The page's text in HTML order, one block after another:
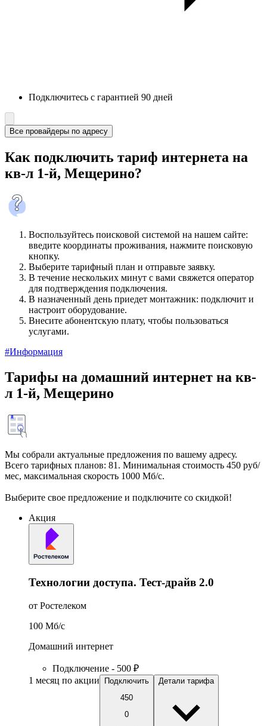
Подключитесь с гарантией 90 дней
Все провайдеры по адресу
Как подключить тариф интернета на
кв-л 1-й, Мещерино?
Воспользуйтесь поисковой системой на нашем сайте:
введите координаты проживания, нажмите поисковую
кнопку.
Выберите тарифный план и отправьте заявку.
В течение нескольких минут с вами свяжется оператор
для подтверждения подключения.
В назначенный день приедет монтажник: подключит и
настроит оборудование.
Внесите абонентскую плату, чтобы пользоваться
услугами.
#Информация
Тарифы на домашний интернет на кв-
л 1-й, Мещерино
Мы собрали актуальные предложения по вашему адресу.
Всего тарифных планов: 81. Минимальная стоимость 450 руб/
мес, максимальная скорость 1000 Мб/с.
Выберите свое предложение и подключите со скидкой!
Акция
Технологии доступа. Тест-драйв 2.0
от Ростелеком
100 Мб/c
Домашний интернет
Подключение - 500 ₽
1 месяц по акции
Подключить
450
0
Детали тарифа